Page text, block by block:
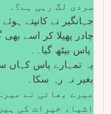
سردی لگ رہی ہے؟۔
جہانگیر نے کانپتے
چادر پھیلا کر اسے بھی
یہ تمہارے پاس کہاں
بغیر نہ رہ سکا۔
میرے بھائی نے
اشیاء خیرات کی